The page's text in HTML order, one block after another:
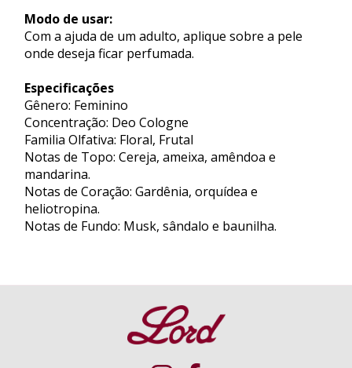
Modo de usar:
Com a ajuda de um adulto, aplique sobre a pele
onde deseja ficar perfumada.
Especificações
Gênero: Feminino
Concentração: Deo Cologne
Familia Olfativa: Floral, Frutal
Notas de Topo: Cereja, ameixa, amêndoa e
mandarina.
Notas de Coração: Gardênia, orquídea e
heliotropina.
Notas de Fundo: Musk, sândalo e baunilha.